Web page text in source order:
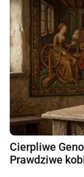
Cierpliwe
Prawdziwe